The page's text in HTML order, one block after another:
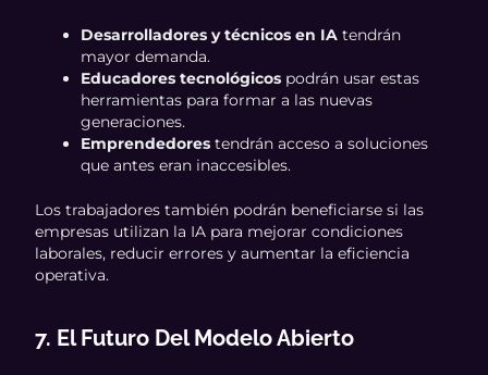
Desarrolladores y técnicos en IA tendrán
mayor demanda.
Educadores tecnológicos podrán usar estas
herramientas para formar a las nuevas
generaciones.
Emprendedores tendrán acceso a soluciones
que antes eran inaccesibles.
Los trabajadores también podrán beneficiarse si las
empresas utilizan la IA para mejorar condiciones
laborales, reducir errores y aumentar la eficiencia
operativa.
7. El Futuro Del Modelo Abierto